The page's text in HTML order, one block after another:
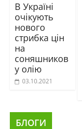
В Україні
очікують
нового
стрибка цін
на
соняшников
у олію
03.10.2021
БЛОГИ